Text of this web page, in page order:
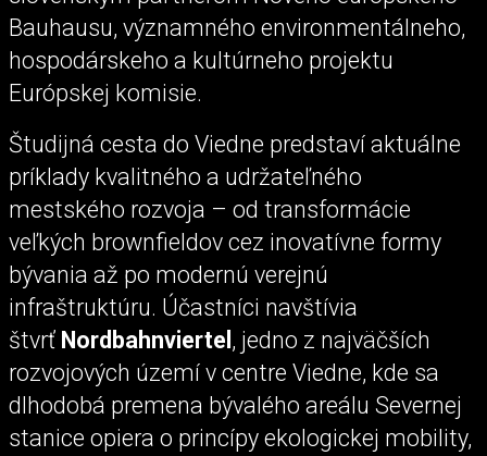
Bauhausu, významného environmentálneho,
hospodárskeho a kultúrneho projektu
Európskej komisie.
Študijná cesta do Viedne predstaví aktuálne
príklady kvalitného a udržateľného
mestského rozvoja – od transformácie
veľkých brownfieldov cez inovatívne formy
bývania až po modernú verejnú
infraštruktúru. Účastníci navštívia
štvrť Nordbahnviertel , jedno z najväčších
rozvojových území v centre Viedne, kde sa
dlhodobá premena bývalého areálu Severnej
stanice opiera o princípy ekologickej mobility,